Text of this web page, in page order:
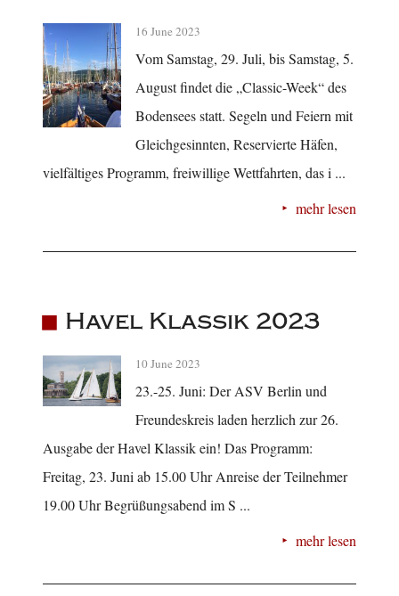
16 June 2023
Vom Samstag, 29. Juli, bis Samstag, 5.
August findet die „Classic-Week“ des
Bodensees statt. Segeln und Feiern mit
Gleichgesinnten, Reservierte Häfen,
vielfältiges Programm, freiwillige Wettfahrten, das i ...
mehr lesen
Havel Klassik 2023
10 June 2023
23.-25. Juni: Der ASV Berlin und
Freundeskreis laden herzlich zur 26.
Ausgabe der Havel Klassik ein! Das Programm:
Freitag, 23. Juni ab 15.00 Uhr Anreise der Teilnehmer
19.00 Uhr Begrüßungsabend im S ...
mehr lesen